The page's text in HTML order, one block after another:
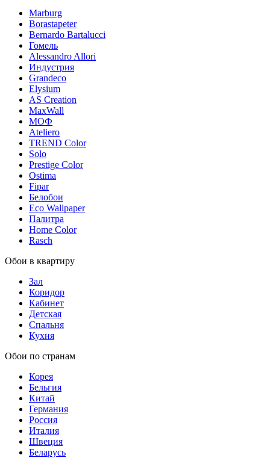
Marburg
Borastapeter
Bernardo Bartalucci
Гомель
Alessandro Allori
Индустрия
Grandeco
Elysium
AS Creation
MaxWall
МОФ
Ateliero
TREND Color
Solo
Prestige Color
Ostima
Fipar
Белобои
Eco Wallpaper
Палитра
Home Color
Rasch
Обои в квартиру
Зал
Коридор
Кабинет
Детская
Спальня
Кухня
Обои по странам
Корея
Бельгия
Китай
Германия
Россия
Италия
Швеция
Беларусь